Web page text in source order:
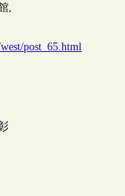
,
post_65.html